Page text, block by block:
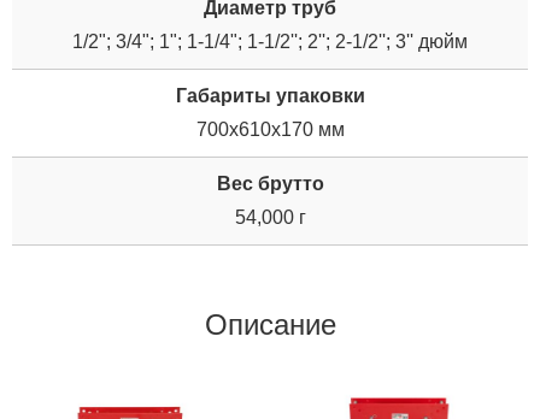
Диаметр труб
1/2"; 3/4"; 1"; 1-1/4"; 1-1/2''; 2''; 2-1/2''; 3'' дюйм
Габариты упаковки
700x610x170 мм
Вес брутто
54,000 г
Описание